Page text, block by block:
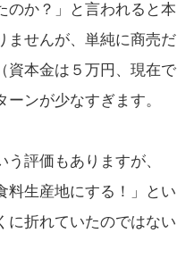
のか？」と言われると本
ませんが、単純に商売だ
資本金は５万円、現在で
ンが少なすぎます。
評価もありますが、
料生産地にする！」とい
に折れていたのではない